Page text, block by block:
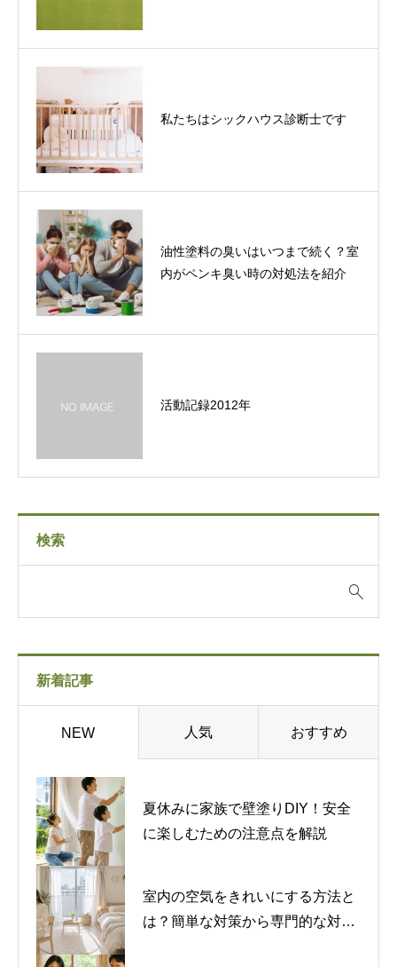
私たちはシックハウス診断士です
油性塗料の臭いはいつまで続く？室
内がペンキ臭い時の対処法を紹介
活動記録2012年
検索
新着記事
NEW 人気 おすすめ
夏休みに家族で壁塗りDIY！安全
に楽しむための注意点を解説
室内の空気をきれいにする方法と
は？簡単な対策から専門的な対策